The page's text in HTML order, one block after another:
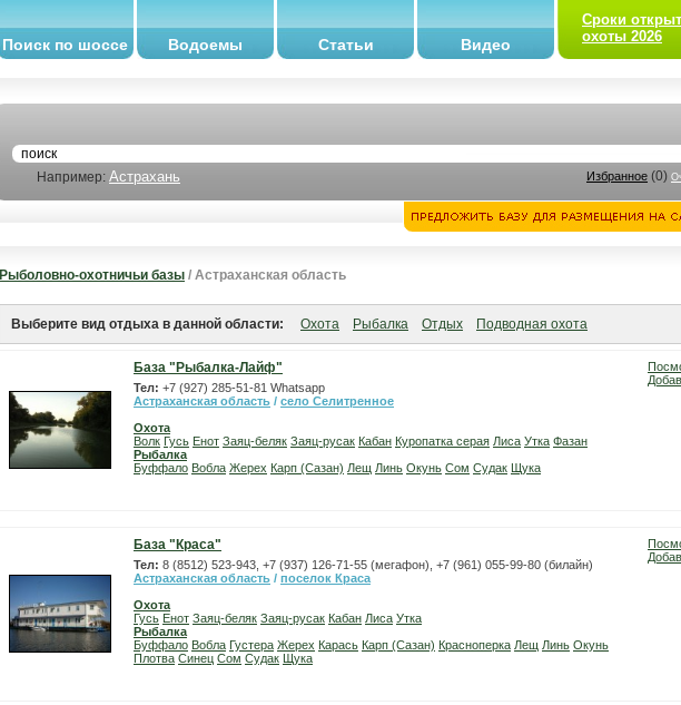
Поиск по шоссе Водоемы Статьи Видео
Сроки
охоты 2026
Например: Астрахань Избранное (0)
Рыболовно-охотничьи базы / Астраханская область
Выберите вид отдыха в данной области: Охота Рыбалка Отдых Подводная охота
База "Рыбалка-Лайф"
Тел: +7 (927) 285-51-81 Whatsapp
Астраханская область / село Селитренное
Охота
Волк Гусь Енот Заяц-беляк Заяц-русак Кабан Куропатка серая Лиса Утка Фазан
Рыбалка
Буффало Вобла Жерех Карп (Сазан) Лещ Линь Окунь Сом Судак Щука
База "Краса"
Тел: 8 (8512) 523-943, +7 (937) 126-71-55 (мегафон), +7 (961) 055-99-80 (билайн)
Астраханская область / поселок Краса
Охота
Гусь Енот Заяц-беляк Заяц-русак Кабан Лиса Утка
Рыбалка
Буффало Вобла Густера Жерех Карась Карп (Сазан) Красноперка Лещ Линь Окунь
Плотва Синец Сом Судак Щука